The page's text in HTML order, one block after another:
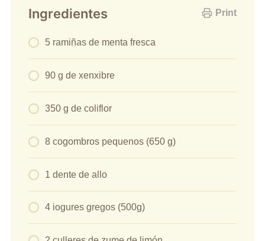
Print
Ingredientes
5 ramiñas de menta fresca
90 g de xenxibre
350 g de coliflor
8 cogombros pequenos (650 g)
1 dente de allo
4 iogures gregos (500g)